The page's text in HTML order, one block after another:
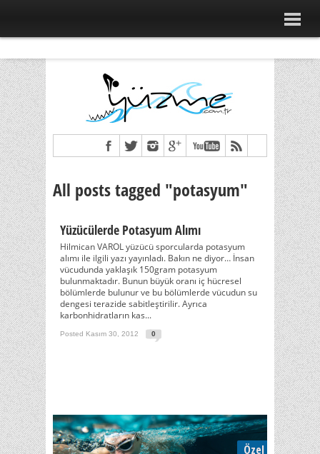
All posts tagged "potasyum"
Yüzücülerde Potasyum Alımı
Hilmican VAROL yüzücü sporcularda potasyum
alımı ile ilgili yazı yayınladı. Bakın ne diyor… İnsan
vücudunda yaklaşık 150gram potasyum
bulunmaktadır. Bunun büyük oranı iç hücresel
bölümlerde bulunur ve bu bölümlerde vücudun su
dengesi terazide sabitleştirilir. Ayrıca
karbonhidratların kas...
Posted Kasım 30, 2012 0